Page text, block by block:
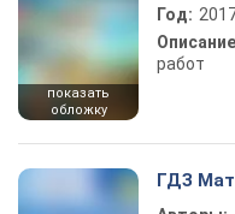
показать
обложку
Год:
работ
ГДЗ